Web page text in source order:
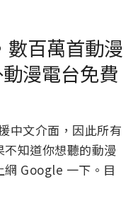
數百萬首動漫
漫電台免費
中文介面，因此所有
知道你想聽的動漫
Google 一下。目